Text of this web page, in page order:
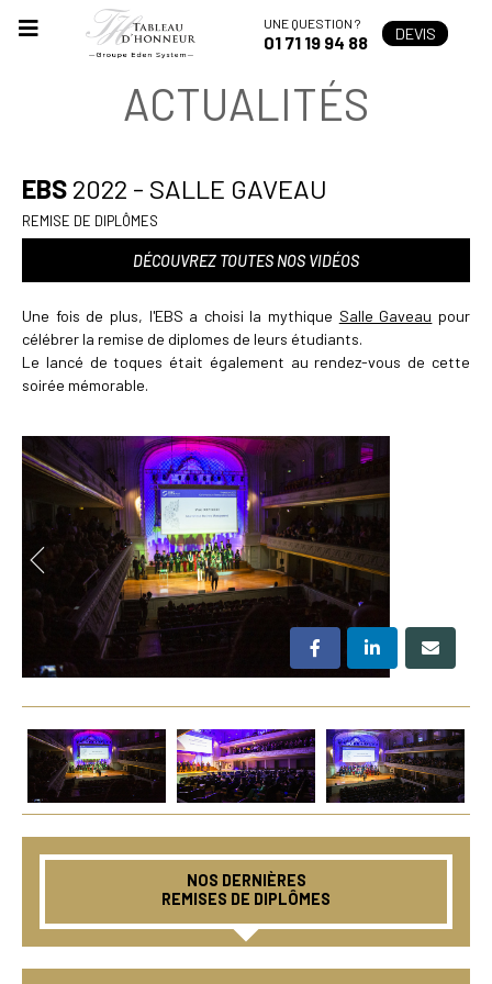
UNE QUESTION ?
01 71 19 94 88 DEVIS
ACTUALITÉS
EBS 2022 - SALLE GAVEAU
REMISE DE DIPLÔMES
DÉCOUVREZ TOUTES NOS VIDÉOS
Une fois de plus, l'EBS a choisi la mythique Salle Gaveau pour
célébrer la remise de diplomes de leurs étudiants.
Le lancé de toques était également au rendez-vous de cette
soirée mémorable.
NOS DERNIÈRES
REMISES DE DIPLÔMES